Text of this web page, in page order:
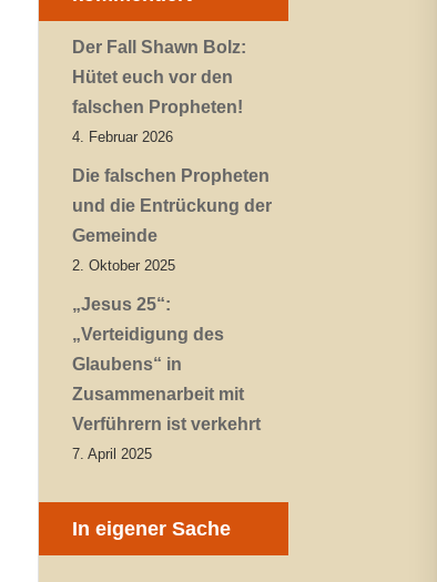
Der Fall Shawn Bolz:
Hütet euch vor den
falschen Propheten!
4. Februar 2026
Die falschen Propheten
und die Entrückung der
Gemeinde
2. Oktober 2025
„Jesus 25“:
„Verteidigung des
Glaubens“ in
Zusammenarbeit mit
Verführern ist verkehrt
7. April 2025
In eigener Sache